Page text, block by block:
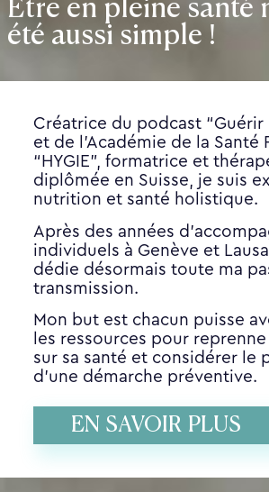
Être en pleine santé
été aussi simple !
Créatrice du podcast “Guérir
et de l’Académie de la Santé
“HYGIE”, formatrice et
diplômée en Suisse, je suis
nutrition et santé holistique.
Après des années
individuels à Genève et
dédie désormais toute ma
transmission.
Mon but est chacun puisse
les ressources pour
sur sa santé et considérer le
d’une démarche préventive.
EN SAVOIR PLUS